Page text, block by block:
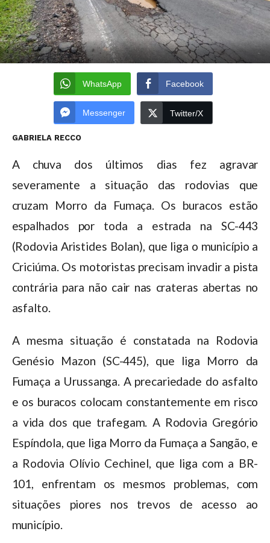
WhatsApp Facebook
Messenger Twitter/X
GABRIELA RECCO
A chuva dos últimos dias fez agravar
severamente a situação das rodovias que
cruzam Morro da Fumaça. Os buracos estão
espalhados por toda a estrada na SC-443
(Rodovia Aristides Bolan), que liga o município a
Criciúma. Os motoristas precisam invadir a pista
contrária para não cair nas crateras abertas no
asfalto.
A mesma situação é constatada na Rodovia
Genésio Mazon (SC-445), que liga Morro da
Fumaça a Urussanga. A precariedade do asfalto
e os buracos colocam constantemente em risco
a vida dos que trafegam. A Rodovia Gregório
Espíndola, que liga Morro da Fumaça a Sangão, e
a Rodovia Olívio Cechinel, que liga com a BR-
101, enfrentam os mesmos problemas, com
situações piores nos trevos de acesso ao
município.